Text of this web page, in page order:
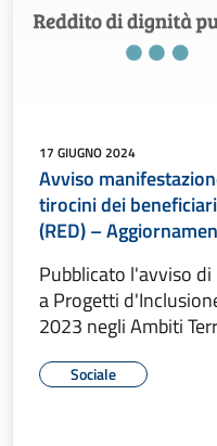
17 GIUGNO 2024
Avviso
tirocini dei
(RED) –
Pubblicato l'avviso
a Progetti
2023 negli Ambiti
Sociale